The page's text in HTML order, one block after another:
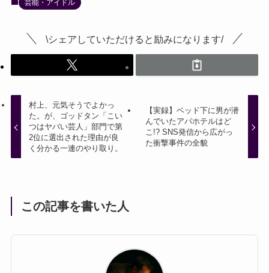
芸能・アイドル
\シェアしていただけると励みになります/
村上、元気そうでよかっ
た。が、ゴッドタン「こい
つはヤバい芸人」部門で第
2位に選出された理由が良
く分かる一連のやり取り。
【実録】ベッド下に男が潜
んでいたアパホテルはど
こ!? SNS発信から広がっ
た衝撃事件の全貌
この記事を書いた人